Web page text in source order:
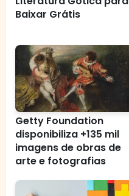
Baixar Grátis
Getty Foundation
disponibiliza +135 mil
imagens de obras de
arte e fotografias